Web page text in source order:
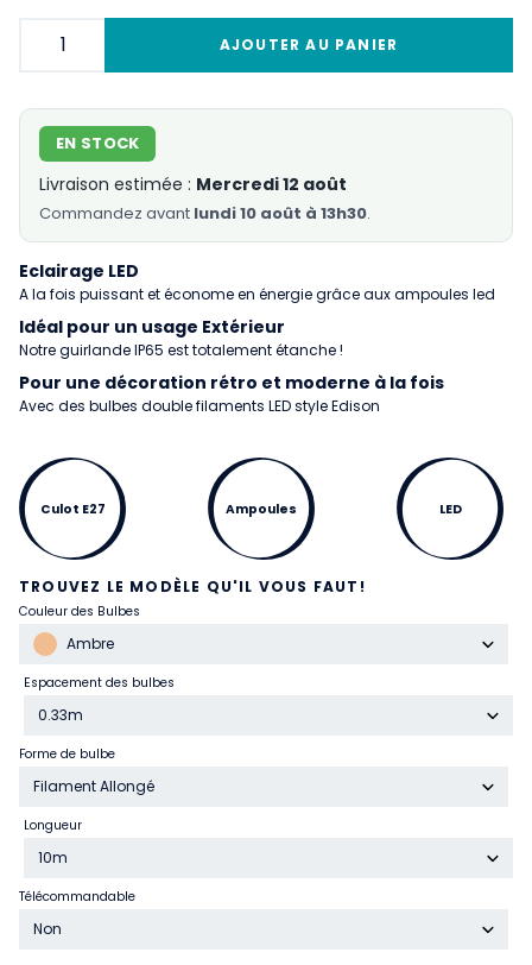
AJOUTER AU PANIER
Eclairage LED
A la fois puissant et économe en énergie grâce aux ampoules led
Idéal pour un usage Extérieur
Notre guirlande IP65 est totalement étanche !
Pour une décoration rétro et moderne à la fois
Avec des bulbes double filaments LED style Edison
TROUVEZ LE MODÈLE QU'IL VOUS FAUT!
Couleur des Bulbes
Ambre
Espacement des bulbes
0.33m
Forme de bulbe
Filament Allongé
Longueur
10m
Télécommandable
Non
EN STOCK
Livraison estimée : Mercredi 12 août
Commandez avant lundi 10 août à 13h30.
Culot E27 Ampoules LED